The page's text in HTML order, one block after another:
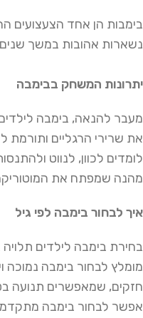
בימבות הן אחד הצעצועים
נשארות אהובות במשך
יתרונות המשחק בבימבה
מעבר להנאה, בימבה
את שרירי הרגליים ותורמת
לומדים לכוון, לנווט
מהנה שמפתח את
איך לבחור בימבה לפי גיל
בחירת בימבה לילדים
מומלץ לבחור בימבה נמוכה
חזקים, שמאפשרים תנועה
אפשר לבחור בימבה